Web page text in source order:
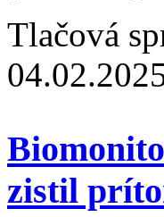
Tlačová
zistil